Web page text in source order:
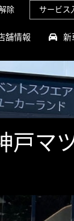
除 サービス
舗情報 新
戸マ